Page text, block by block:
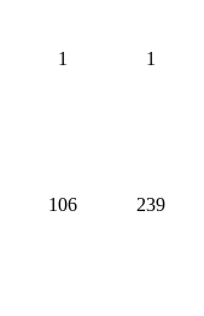
1 1
106 239